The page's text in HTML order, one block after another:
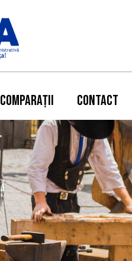
COMPARAȚII CONTACT